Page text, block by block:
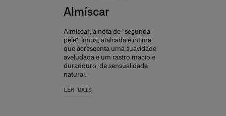
Almíscar
Almíscar; a nota de “segunda
pele”: limpa, atalcada e íntima,
que acrescenta uma suavidade
aveludada e um rastro macio e
duradouro, de sensualidade
natural.
LER MAIS